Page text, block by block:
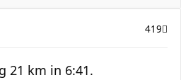
419
21 km in 6:41.